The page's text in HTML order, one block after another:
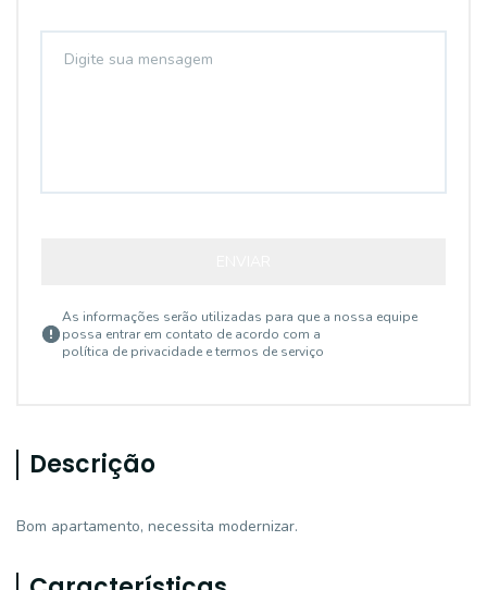
As informações serão utilizadas para que a nossa equipe
possa entrar em contato de acordo com a
política de privacidade e termos de serviço
Descrição
Bom apartamento, necessita modernizar.